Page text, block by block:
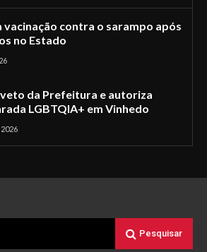
contra o sarampo após
no Estado
da Prefeitura e autoriza
LGBTQIA+ em Vinhedo
Pesquisar